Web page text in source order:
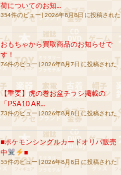
荷についてのお知...
354件のビュー 2026年8月8日 に投稿された
おもちゃから買取商品のお知らせで
す！
76件のビュー | 2026年8月7日 に投稿された
【重要】虎の巻お盆チラシ掲載の
「PSA10 AR...
73件のビュー |2026年8月8日 に投稿された
■ポケモンシングルカードオリパ販売
中
■
55件のビュー 2026年8月8日 に投稿された